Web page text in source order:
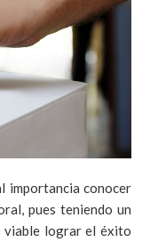
COVID
EN
2021»
importancia conocer
pues teniendo un
viable lograr el éxito